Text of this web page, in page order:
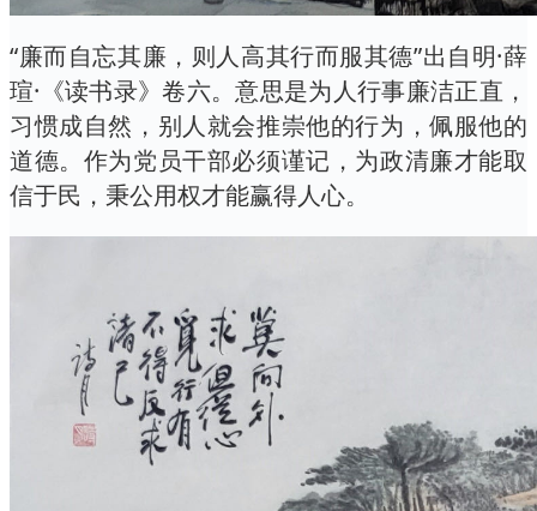
“廉而自忘其廉，则人高其行而服其德”出自明·薛
瑄·《读书录》卷六。意思是为人行事廉洁正直，
习惯成自然，别人就会推崇他的行为，佩服他的
道德。作为党员干部必须谨记，为政清廉才能取
信于民，秉公用权才能赢得人心。